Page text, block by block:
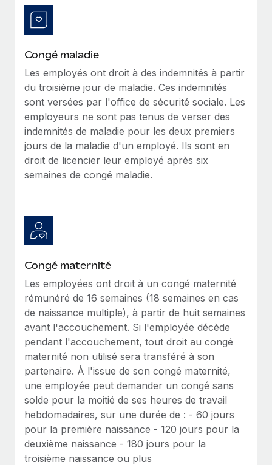
Avantages sociaux
Gérez facilement les avantages sociaux
Remote a toujours pour mission d'aider les entreprises de
toute taille à embaucher, gérer et payer...
En savoir plus
Comment Phiture gère ses 55 employés
répartis dans 19 pays grâce à Remote
Phiture, un leader notable du conseil en matière de
croissance mobile internationale, encourage les...
En savoir plus
Congé maladie
Les employés ont droit à des indemnités à partir
du troisième jour de maladie. Ces indemnités
sont versées par l'office de sécurité sociale. Les
employeurs ne sont pas tenus de verser des
indemnités de maladie pour les deux premiers
jours de la maladie d'un employé. Ils sont en
droit de licencier leur employé après six
semaines de congé maladie.
Congé maternité
Les employées ont droit à un congé maternité
rémunéré de 16 semaines (18 semaines en cas
de naissance multiple), à partir de huit semaines
avant l'accouchement. Si l'employée décède
pendant l'accouchement, tout droit au congé
maternité non utilisé sera transféré à son
partenaire. À l'issue de son congé maternité,
une employée peut demander un congé sans
solde pour la moitié de ses heures de travail
hebdomadaires, sur une durée de : - 60 jours
pour la première naissance - 120 jours pour la
deuxième naissance - 180 jours pour la
troisième naissance ou plus